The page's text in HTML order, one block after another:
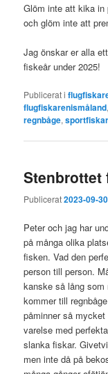
Glöm inte att kika in
och glöm inte att
Jag önskar er alla
fiskeår under 2025!
Publicerat i
flugfiskarenismåland
regnbåge,
Stenbrottet
Publicerat2023-09-30
Peter och jag har
på många olika
fisken. Vad den
person till person.
kanske så lång
kommer till
påminner så
varelse med
slanka fiskar.
men inte då på